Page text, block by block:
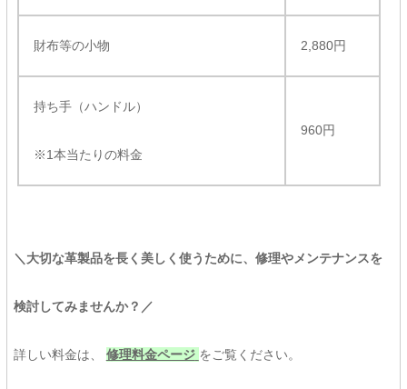
財布等の小物 2,880円
持ち手（ハンドル）
※1本当たりの料金
960円
＼大切な革製品を長く美しく使うために、修理やメンテナンスを
検討してみませんか？／
詳しい料金は、 修理料金ページ をご覧ください。